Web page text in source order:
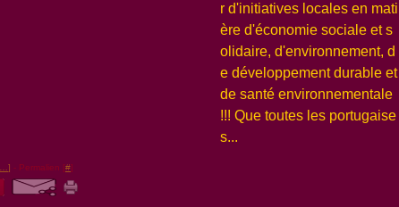
r d'initiatives locales en mati
ère d'économie sociale et s
olidaire, d'environnement, d
e développement durable et
de santé environnementale
!!! Que toutes les portugaise
s...
] - Permalien [#]